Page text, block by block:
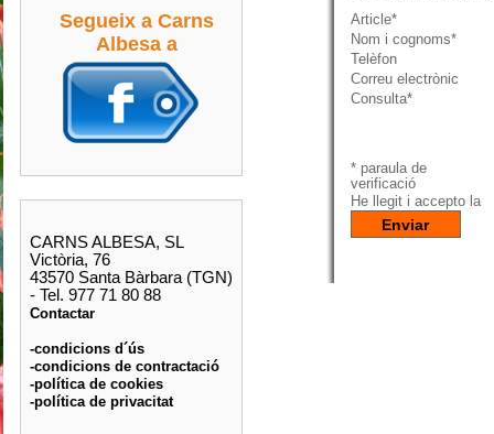
Article*
Nom i cognoms*
Telèfon
Correu electrònic
Consulta*
* paraula de
verificació
He llegit i accepto la
Segueix a Carns
Albesa a
CARNS ALBESA, SL
Victòria, 76
43570 Santa Bàrbara (TGN)
- Tel. 977 71 80 88
Contactar
-condicions d´ús
-condicions de contractació
-política de cookies
-política de privacitat